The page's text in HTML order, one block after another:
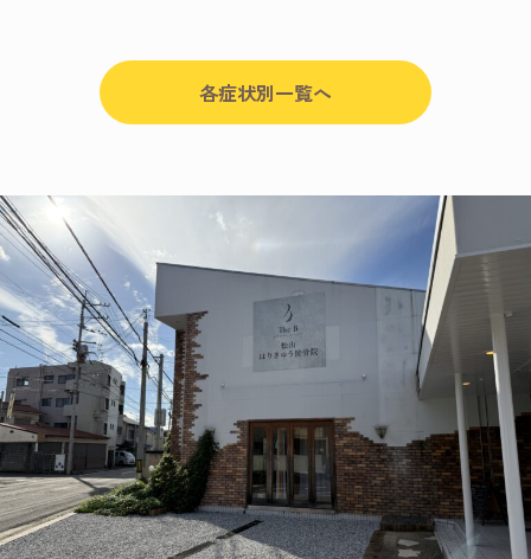
各症状別一覧へ